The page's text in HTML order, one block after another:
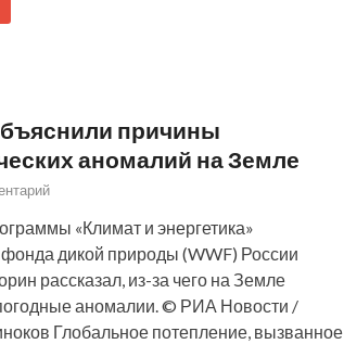
причины
аномалий на Земле
«Климат и энергетика»
дикой природы (WWF) России
рассказал, из-за чего на Земле
аномалии. © РИА Новости /
Глобальное потепление, вызванное